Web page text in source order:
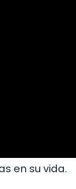
en su vida.